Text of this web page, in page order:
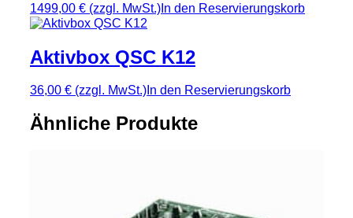
1499,00 € (zzgl. MwSt.) In den Reservierungskorb
Aktivbox QSC K12
36,00 € (zzgl. MwSt.) In den Reservierungskorb
Ähnliche Produkte